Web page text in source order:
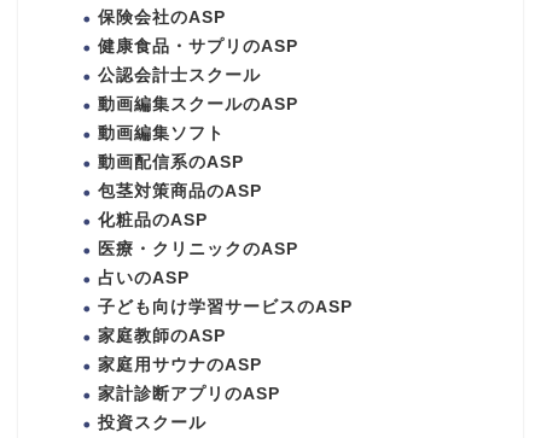
保険会社のASP
健康食品・サプリのASP
公認会計士スクール
動画編集スクールのASP
動画編集ソフト
動画配信系のASP
包茎対策商品のASP
化粧品のASP
医療・クリニックのASP
占いのASP
子ども向け学習サービスのASP
家庭教師のASP
家庭用サウナのASP
家計診断アプリのASP
投資スクール